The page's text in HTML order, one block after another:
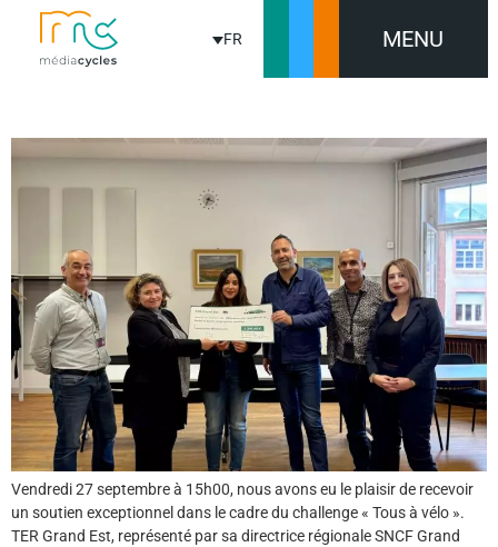
FR MENU
Vendredi 27 septembre à 15h00, nous avons eu le plaisir de recevoir
un soutien exceptionnel dans le cadre du challenge « Tous à vélo ».
TER Grand Est, représenté par sa directrice régionale SNCF Grand